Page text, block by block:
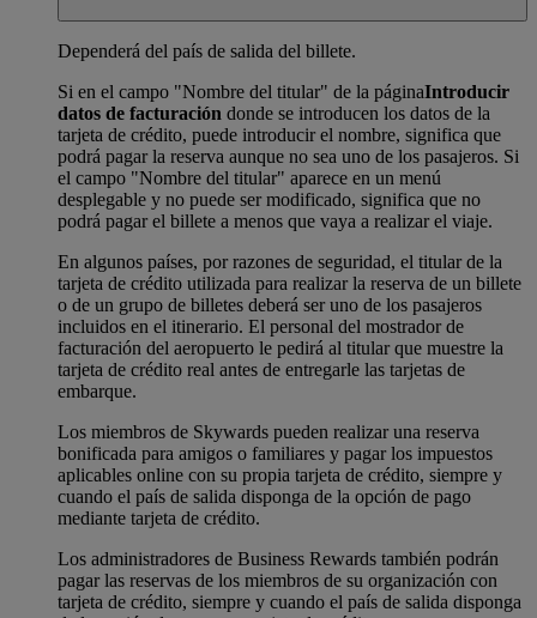
Dependerá del país de salida del billete.
Si en el campo "Nombre del titular" de la páginaIntroducir
datos de facturación donde se introducen los datos de la
tarjeta de crédito, puede introducir el nombre, significa que
podrá pagar la reserva aunque no sea uno de los pasajeros. Si
el campo "Nombre del titular" aparece en un menú
desplegable y no puede ser modificado, significa que no
podrá pagar el billete a menos que vaya a realizar el viaje.
En algunos países, por razones de seguridad, el titular de la
tarjeta de crédito utilizada para realizar la reserva de un billete
o de un grupo de billetes deberá ser uno de los pasajeros
incluidos en el itinerario. El personal del mostrador de
facturación del aeropuerto le pedirá al titular que muestre la
tarjeta de crédito real antes de entregarle las tarjetas de
embarque.
Los miembros de Skywards pueden realizar una reserva
bonificada para amigos o familiares y pagar los impuestos
aplicables online con su propia tarjeta de crédito, siempre y
cuando el país de salida disponga de la opción de pago
mediante tarjeta de crédito.
Los administradores de Business Rewards también podrán
pagar las reservas de los miembros de su organización con
tarjeta de crédito, siempre y cuando el país de salida disponga